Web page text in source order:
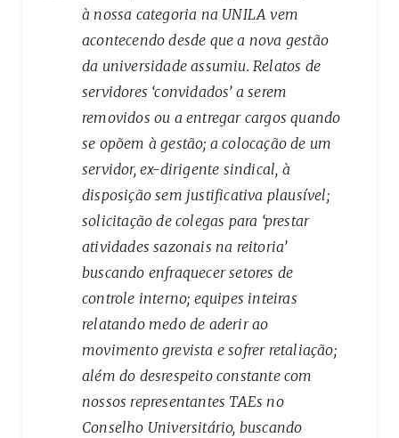
à nossa categoria na UNILA vem
acontecendo desde que a nova gestão
da universidade assumiu. Relatos de
servidores ‘convidados’ a serem
removidos ou a entregar cargos quando
se opõem à gestão; a colocação de um
servidor, ex-dirigente sindical, à
disposição sem justificativa plausível;
solicitação de colegas para ‘prestar
atividades sazonais na reitoria’
buscando enfraquecer setores de
controle interno; equipes inteiras
relatando medo de aderir ao
movimento grevista e sofrer retaliação;
além do desrespeito constante com
nossos representantes TAEs no
Conselho Universitário, buscando